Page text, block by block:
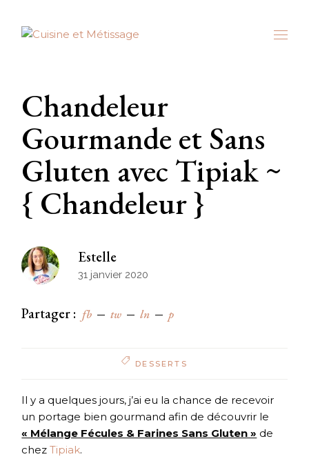
content
Chandeleur
Gourmande et Sans
Gluten avec Tipiak ~
{ Chandeleur }
Estelle
31 janvier 2020
Partager : fb tw ln p
DESSERTS
Il y a quelques jours, j’ai eu la chance de recevoir
un portage bien gourmand afin de découvrir le
« Mélange Fécules & Farines Sans Gluten » de
chezTipiak.